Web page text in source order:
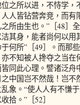
之所以进，不恃学，
人皆钻营奔竞，而
所由生也。”［48］
其身，能者尚何以
何所”［49］。而那
不知被人搀夺之当
同此心理。譬诸泛
中国岂不然哉！岂
象。“使人人有不慊
拾。”［52］